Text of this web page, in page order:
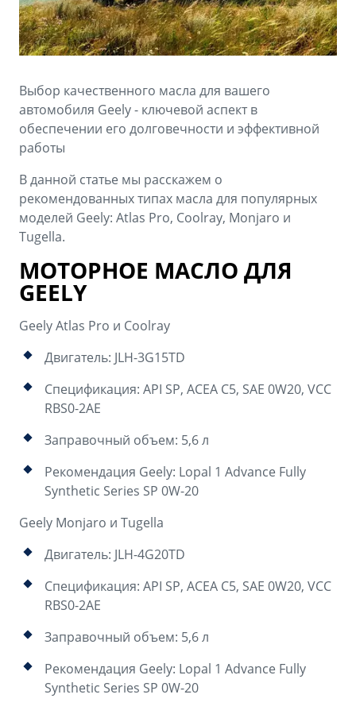
от 3 429 990 ₽* от 4 349 990 ₽*
PREFACE
от 3 079 990 ₽*
GEELY EX5
от 3 769 990 ₽*
Аксессуары
Зарядные устройства
ФИНАНСЫ И УСЛУГИ
Автокредит
Расчет КАСКО
Страхование
GEELY Лизинг
Советы по эксплуатации
Спецпредложения
ПОДДЕРЖКА
Помощь на дорогах
Гарантия Geely
Сервисная книжка
Вопросы и ответы
Выбор качественного масла для вашего
автомобиля Geely - ключевой аспект в
обеспечении его долговечности и эффективной
работы
В данной статье мы расскажем о
рекомендованных типах масла для популярных
моделей Geely: Atlas Pro, Coolray, Monjaro и
Tugella.
МОТОРНОЕ МАСЛО ДЛЯ
GEELY
Geely Atlas Pro и Coolray
Двигатель: JLH-3G15TD
Спецификация: API SP, ACEA C5, SAE 0W20, VCC
RBS0-2AE
Заправочный объем: 5,6 л
Рекомендация Geely: Lopal 1 Advance Fully
Synthetic Series SP 0W-20
Geely Monjaro и Tugella
Двигатель: JLH-4G20TD
Спецификация: API SP, ACEA C5, SAE 0W20, VCC
RBS0-2AE
Заправочный объем: 5,6 л
Рекомендация Geely: Lopal 1 Advance Fully
Synthetic Series SP 0W-20